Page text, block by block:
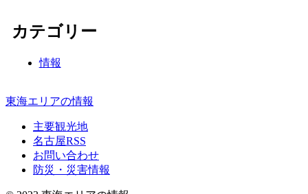
カテゴリー
情報
東海エリアの情報
主要観光地
名古屋RSS
お問い合わせ
防災・災害情報